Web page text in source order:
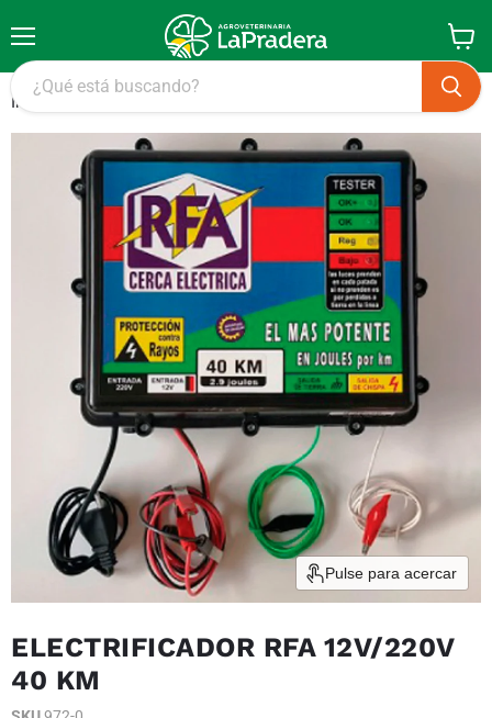
Ver
carrito
Inicio
Pulse para acercar
ELECTRIFICADOR RFA 12V/220V
40 KM